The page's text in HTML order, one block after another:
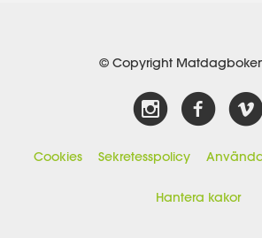
© Copyright
Cookies Sekretesspolicy
Hantera kakor